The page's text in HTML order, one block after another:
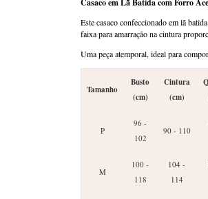
Este casaco confeccionado em lã
faixa para amarração na cintura
Uma peça atemporal, ideal para
Tamanho
Busto
(cm)
Cintura
(cm)
P
96 -
102
90 - 110
M
100 -
118
104 -
114